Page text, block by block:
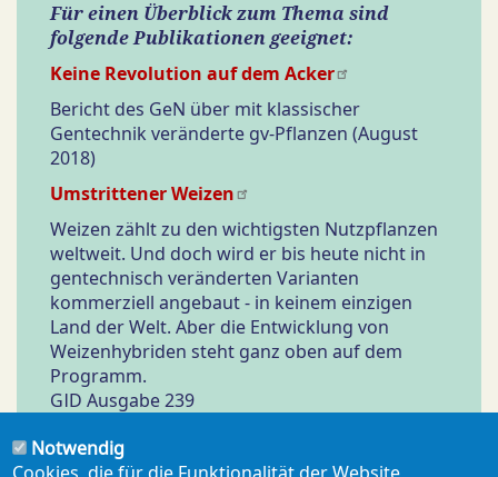
Für einen Überblick zum Thema sind
folgende Publikationen geeignet:
Keine Revolution auf dem Acker
Bericht des GeN über mit klassischer
Gentechnik veränderte gv-Pflanzen (August
2018)
Umstrittener Weizen
Weizen zählt zu den wichtigsten Nutzpflanzen
weltweit. Und doch wird er bis heute nicht in
gentechnisch veränderten Varianten
kommerziell angebaut - in keinem einzigen
Land der Welt. Aber die Entwicklung von
Weizenhybriden steht ganz oben auf dem
Programm.
GID Ausgabe 239
Vertane Chance
GID 237: August 2016, S.25 - 27
Notwendig